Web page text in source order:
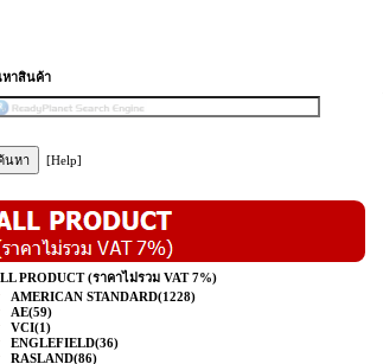
าสินค้า
[Help]
PRODUCT (ราคาไม่รวม VAT 7%)
AMERICAN STANDARD(1228)
AE(59)
VCI(1)
ENGLEFIELD(36)
RASLAND(86)